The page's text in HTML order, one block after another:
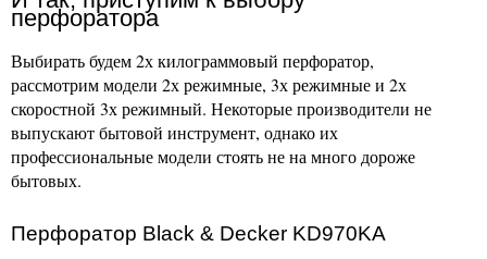
перфоратора
Выбирать будем 2х килограммовый перфоратор,
рассмотрим модели 2х режимные, 3х режимные и 2х
скоростной 3х режимный. Некоторые производители не
выпускают бытовой инструмент, однако их
профессиональные модели стоять не на много дороже
бытовых.
Перфоратор Black & Decker KD970KA